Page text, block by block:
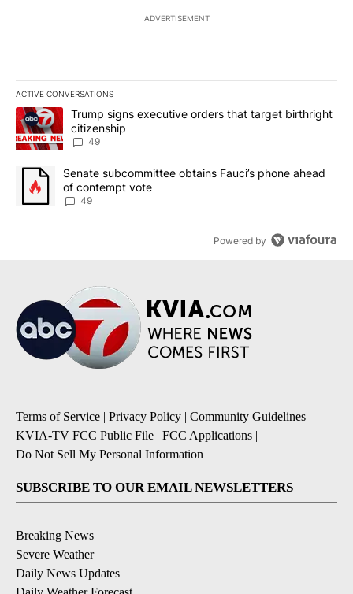
ADVERTISEMENT
ACTIVE CONVERSATIONS
The following is a list of the most commented articles in the last
A trending article titled "Trump signs executive orders that
Trump signs executive orders that target birthright
citizenship
49
A trending article titled "Senate subcommittee obtains Fauci’s
Senate subcommittee obtains Fauci’s phone ahead
of contempt vote
49
Powered by
Terms of Service | Privacy Policy | Community Guidelines |
KVIA-TV FCC Public File | FCC Applications |
Do Not Sell My Personal Information
SUBSCRIBE TO OUR EMAIL NEWSLETTERS
Breaking News
Severe Weather
Daily News Updates